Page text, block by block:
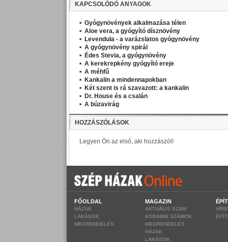
KAPCSOLÓDÓ ANYAGOK
Gyógynövények alkalmazása télen
Aloe vera, a gyógyító dísznövény
Levendula - a varázslatos gyógynövény
A gyógynövény spirál
Édes Stevia, a gyógynövény
A kerekrepkény gyógyító ereje
A méhfű
Kankalin a mindennapokban
Két szent is rá szavazott: a kankalin
Dr. House és a csalán
A búzavirág
FŐOLDAL
HÁZAK
LAKÁSOK
MEGRENDELÉS
MAGAZIN
AKTUÁLIS SZÁM
KORÁBBI SZÁMOK
MEGRENDELÉS
HÁZAK
LAKÁSOK